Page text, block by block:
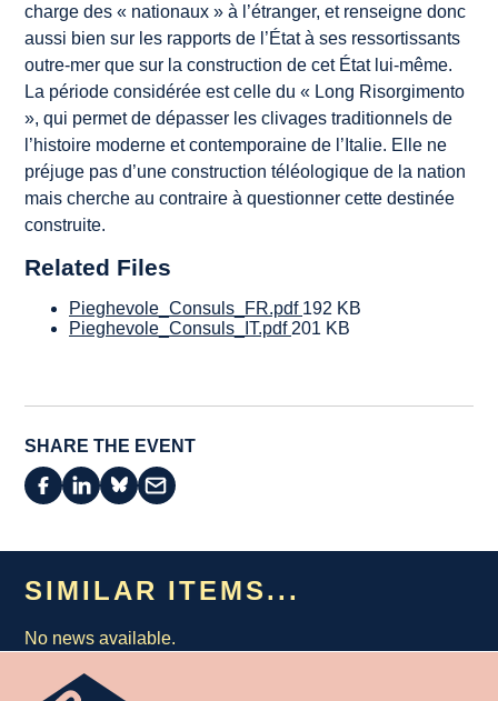
charge des « nationaux » à l’étranger, et renseigne donc
aussi bien sur les rapports de l’État à ses ressortissants
outre-mer que sur la construction de cet État lui-même.
La période considérée est celle du « Long Risorgimento
», qui permet de dépasser les clivages traditionnels de
l’histoire moderne et contemporaine de l’Italie. Elle ne
préjuge pas d’une construction téléologique de la nation
mais cherche au contraire à questionner cette destinée
construite.
Related Files
Pieghevole_Consuls_FR.pdf 192 KB
Pieghevole_Consuls_IT.pdf 201 KB
SHARE THE EVENT
SIMILAR ITEMS...
No news available.